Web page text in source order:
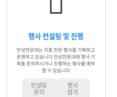
행사 컨설팅 및 진행
안성천문대는 각종 천문 행사를 기획하고
운영하고 있습니다 안성천문대에 행사 기
획을 문의하시거나 진행하는 행사를 예약
할 수 있습니다
컨설팅
문의
행사
참가